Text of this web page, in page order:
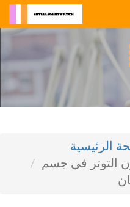
الرئيسية
التوتر في جسم